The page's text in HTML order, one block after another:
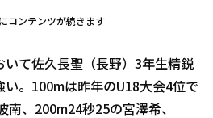
コンテンツが続きます
いて佐久長聖（長野）3年生精鋭
い。100mは昨年のU18大会4位で
南、200m24秒25の宮澤希、